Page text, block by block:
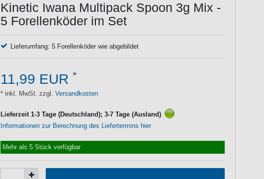
Kinetic Iwana Multipack Spoon 3g Mix -
5 Forellenköder im Set
Lieferumfang: 5 Forellenköder wie abgebildet
11,99 EUR *
* inkl. MwSt. zzgl. Versandkosten
Lieferzeit 1-3 Tage (Deutschland); 3-7 Tage (Ausland)
Informationen zur Berechnung des Liefertermins hier
Mehr als 5 Stück verfügbar